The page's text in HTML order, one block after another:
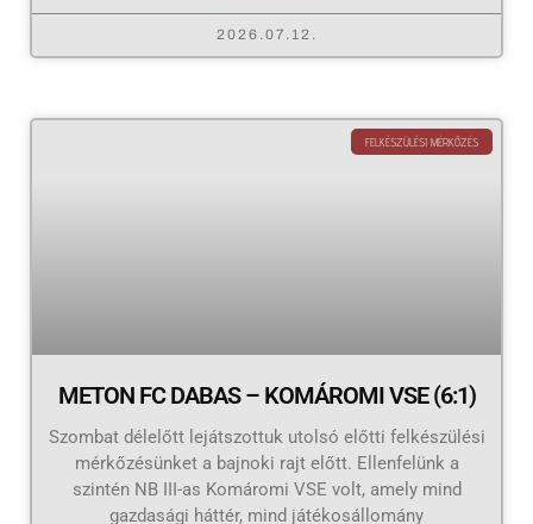
2026.07.12.
FELKÉSZÜLÉSI MÉRKŐZÉS
METON FC DABAS – KOMÁROMI VSE (6:1)
Szombat délelőtt lejátszottuk utolsó előtti felkészülési
mérkőzésünket a bajnoki rajt előtt. Ellenfelünk a
szintén NB III-as Komáromi VSE volt, amely mind
gazdasági háttér, mind játékosállomány